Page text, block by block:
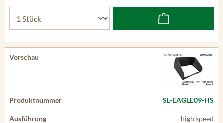
SL-EAGLE09-HS
high speed